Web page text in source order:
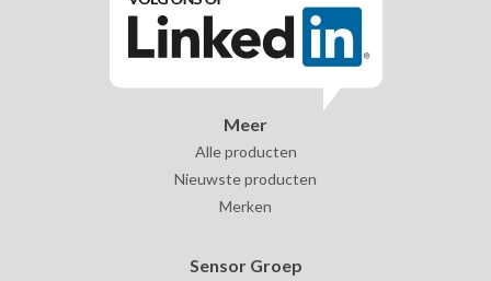
Meer
Alle producten
Nieuwste producten
Merken
Sensor Groep